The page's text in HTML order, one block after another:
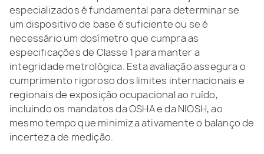
especializados é fundamental para determinar se
um dispositivo de base é suficiente ou se é
necessário um dosímetro que cumpra as
especificações de Classe 1 para manter a
integridade metrológica. Esta avaliação assegura o
cumprimento rigoroso dos limites internacionais e
regionais de exposição ocupacional ao ruído,
incluindo os mandatos da OSHA e da NIOSH, ao
mesmo tempo que minimiza ativamente o balanço de
incerteza de medição.